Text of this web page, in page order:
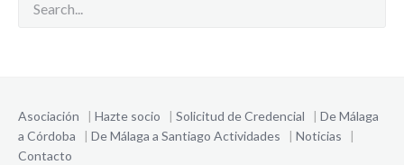
Asociación | Hazte socio | Solicitud de Credencial | De Málaga
a Córdoba | De Málaga a Santiago Actividades | Noticias |
Contacto